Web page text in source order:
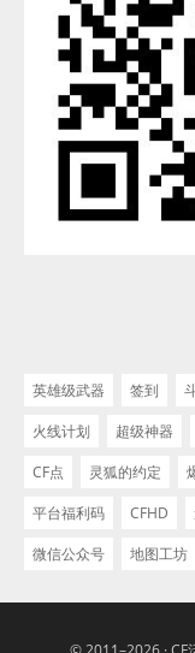
英雄级武器 签到
火线计划
超级神器
CF点
灵狐的约定
平台福利码
CFHD
微信公众号
地图工坊